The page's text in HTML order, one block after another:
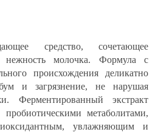
средство, сочетающее
нежность молочка. Формула с
происхождения деликатно
и загрязнение, не нарушая
Ферментированный экстракт
метаболитами,
увлажняющим и